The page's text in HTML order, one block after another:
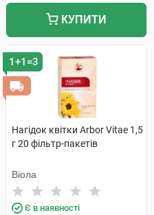
КУПИТИ
1+1=3
Нагідок квітки Arbor Vitae 1,5
г 20 фільтр-пакетів
Віола
Є в наявності